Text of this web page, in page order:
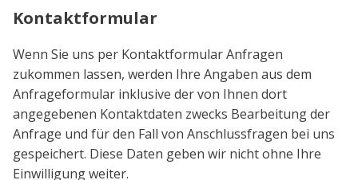
Kontaktformular
Wenn Sie uns per Kontaktformular Anfragen
zukommen lassen, werden Ihre Angaben aus dem
Anfrageformular inklusive der von Ihnen dort
angegebenen Kontaktdaten zwecks Bearbeitung der
Anfrage und für den Fall von Anschlussfragen bei uns
gespeichert. Diese Daten geben wir nicht ohne Ihre
Einwilligung weiter.